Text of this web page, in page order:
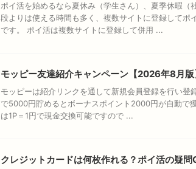
ポイ活を始めるなら夏休み（学生さん）、夏季休暇（
段よりは使える時間も多く、複数サイトに登録してポ
です。 ポイ活は複数サイトに登録して併用 ...
モッピー友達紹介キャンペーン【2026年8月版
モッピーは紹介リンクを通して新規会員登録を行い登
で5000円貯めるとボーナスポイント2000円が自動で
は1P＝1円で現金交換可能ですので ...
クレジットカードは何枚作れる？ポイ活の疑問